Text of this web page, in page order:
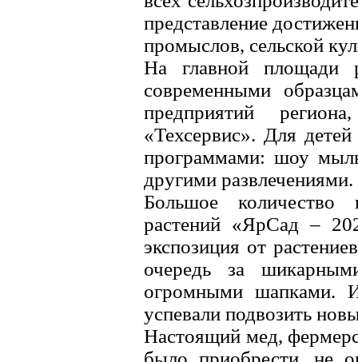
представление
промыслов, сельской
На главной площади
современными
предприятий
«Техсервис». Для
программами: шоу
другими развлечениями.
Большое количество
растений «ЯрСад –
экспозиция от
очередь за
огромными шапками.
успевали подвозить
Настоящий мед,